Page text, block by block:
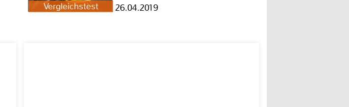
Vergleichstest 26.04.2019